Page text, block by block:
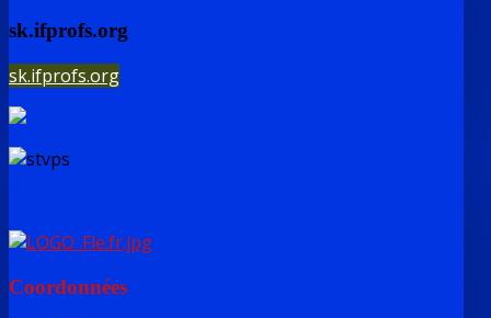
sk.ifprofs.org
sk.ifprofs.org
Coordonnées